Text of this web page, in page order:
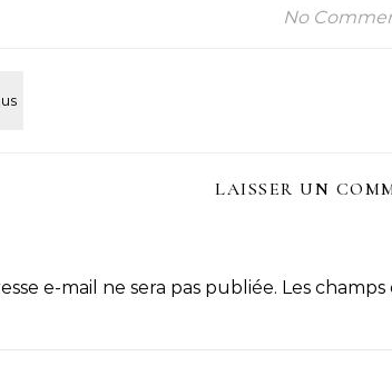
No
LAISSER UN
e-mail ne sera pas publiée. Les